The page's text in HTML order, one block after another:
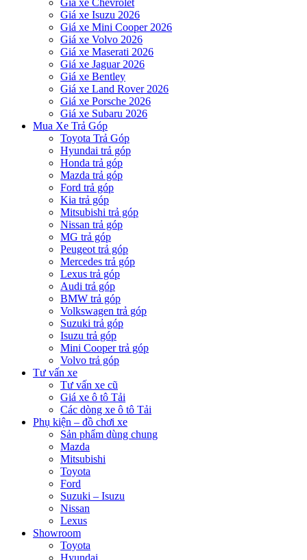
Giá xe Chevrolet
Giá xe Isuzu 2026
Giá xe Mini Cooper 2026
Giá xe Volvo 2026
Giá xe Maserati 2026
Giá xe Jaguar 2026
Giá xe Bentley
Giá xe Land Rover 2026
Giá xe Porsche 2026
Giá xe Subaru 2026
Mua Xe Trả Góp
Toyota Trả Góp
Hyundai trả góp
Honda trả góp
Mazda trả góp
Ford trả góp
Kia trả góp
Mitsubishi trả góp
Nissan trả góp
MG trả góp
Peugeot trả góp
Mercedes trả góp
Lexus trả góp
Audi trả góp
BMW trả góp
Volkswagen trả góp
Suzuki trả góp
Isuzu trả góp
Mini Cooper trả góp
Volvo trả góp
Tư vấn xe
Tư vấn xe cũ
Giá xe ô tô Tải
Các dòng xe ô tô Tải
Phụ kiện – đồ chơi xe
Sản phẩm dùng chung
Mazda
Mitsubishi
Toyota
Ford
Suzuki – Isuzu
Nissan
Lexus
Showroom
Toyota
Hyundai